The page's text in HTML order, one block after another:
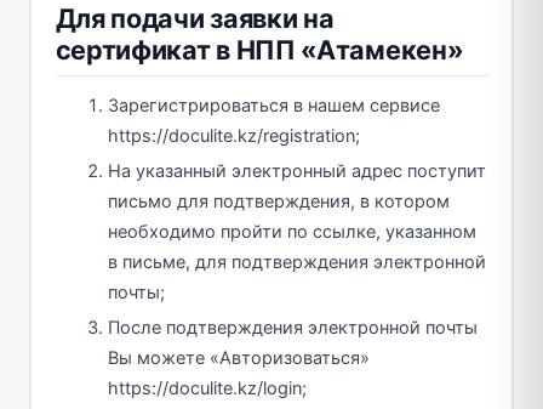
Для подачи заявки на
сертификат в НПП «Атамекен»
Зарегистрироваться в нашем сервисе
https://doculite.kz/registration;
На указанный электронный адрес поступит
письмо для подтверждения, в котором
необходимо пройти по ссылке, указанном
в письме, для подтверждения электронной
почты;
После подтверждения электронной почты
Вы можете «Авторизоваться»
https://doculite.kz/login;